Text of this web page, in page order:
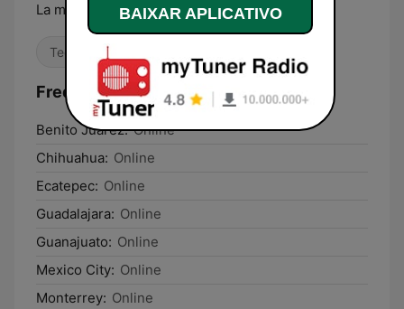
La música que nos gusta...
Techno
Frequências Radio Electro México:
Benito Juarez: Online
Chihuahua: Online
Ecatepec: Online
Guadalajara: Online
Guanajuato: Online
Mexico City: Online
Monterrey: Online
BAIXAR APLICATIVO